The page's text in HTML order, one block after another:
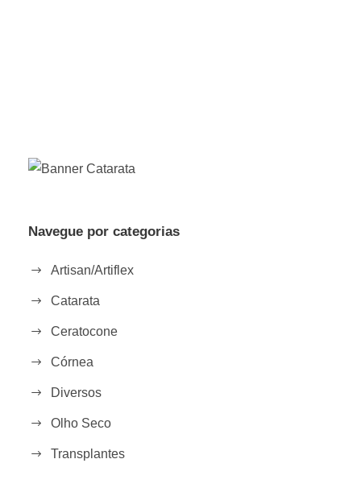
Navegue por categorias
Artisan/Artiflex
Catarata
Ceratocone
Córnea
Diversos
Olho Seco
Transplantes